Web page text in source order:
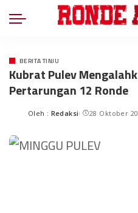
BERITA TINJU
Kubrat Pulev
Pertarungan 12 Ronde
Oleh : Redaksi 28 Oktober